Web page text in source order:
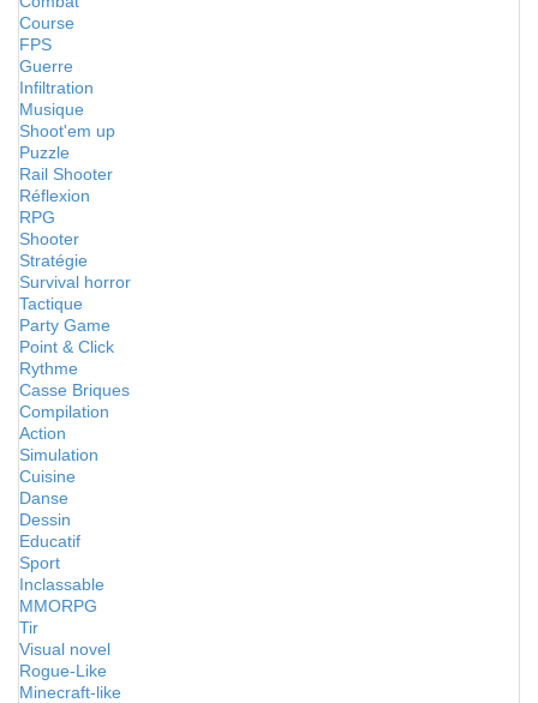
Course
FPS
Guerre
Infiltration
Musique
Shoot'em up
Puzzle
Rail Shooter
Réflexion
RPG
Shooter
Stratégie
Survival horror
Tactique
Party Game
Point & Click
Rythme
Casse Briques
Compilation
Action
Simulation
Cuisine
Danse
Dessin
Educatif
Sport
Inclassable
MMORPG
Tir
Visual novel
Rogue-Like
Minecraft-like